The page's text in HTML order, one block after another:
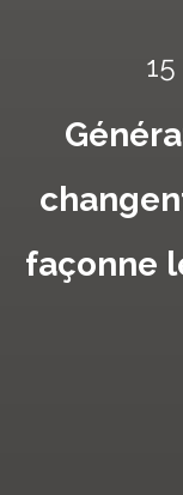
façonne